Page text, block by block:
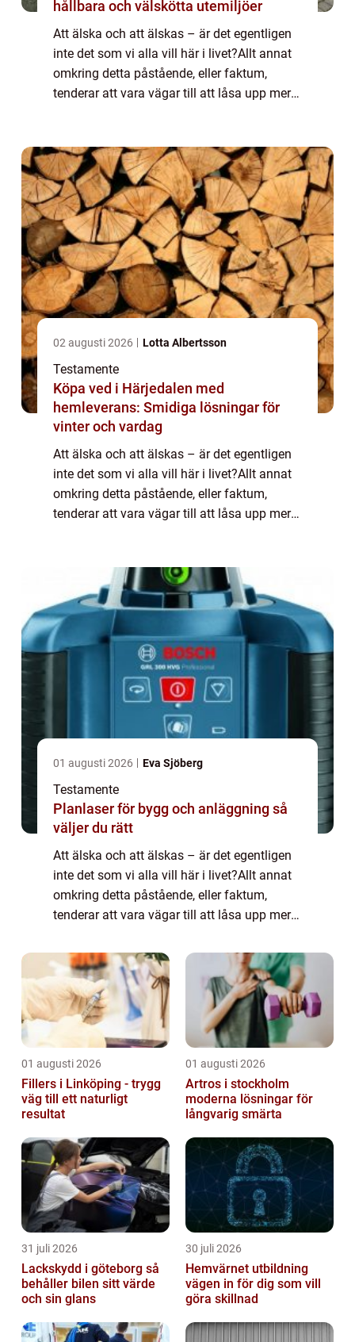
hållbara och välskötta utemiljöer
Att älska och att älskas – är det egentligen
inte det som vi alla vill här i livet?Allt annat
omkring detta påstående, eller faktum,
tenderar att vara vägar till att låsa upp mer
02 augusti 2026 Lotta Albertsson
Testamente
Köpa ved i Härjedalen med
hemleverans: Smidiga lösningar för
vinter och vardag
Att älska och att älskas – är det egentligen
inte det som vi alla vill här i livet?Allt annat
omkring detta påstående, eller faktum,
tenderar att vara vägar till att låsa upp mer
01 augusti 2026 Eva Sjöberg
Testamente
Planlaser för bygg och anläggning så
väljer du rätt
Att älska och att älskas – är det egentligen
inte det som vi alla vill här i livet?Allt annat
omkring detta påstående, eller faktum,
tenderar att vara vägar till att låsa upp mer
01 augusti 2026
Fillers i Linköping - trygg
väg till ett naturligt
resultat
01 augusti 2026
Artros i stockholm
moderna lösningar för
långvarig smärta
31 juli 2026
Lackskydd i göteborg så
behåller bilen sitt värde
och sin glans
30 juli 2026
Hemvärnet utbildning
vägen in för dig som vill
göra skillnad